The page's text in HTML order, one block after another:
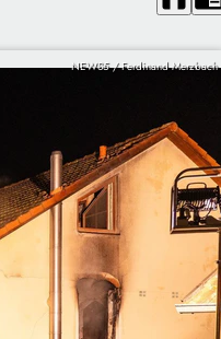
NEWS5 / Ferdinand Merzbach